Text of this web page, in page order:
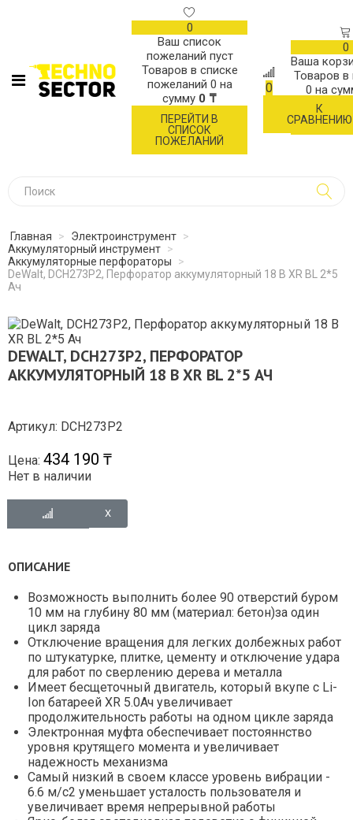
0
Ваш список
пожеланий пуст
Товаров в списке
пожеланий 0 на
сумму 0 ₸
ПЕРЕЙТИ В
СПИСОК
ПОЖЕЛАНИЙ
0
К
СРАВНЕНИЮ
0
Ваша
Товаров в
0 на
Главная > Электроинструмент >
Аккумуляторный инструмент >
Аккумуляторные перфораторы
>
DeWalt, DCH273P2, Перфоратор аккумуляторный 18 В XR BL 2*5
Ач
DEWALT, DCH273P2, ПЕРФОРАТОР
АККУМУЛЯТОРНЫЙ 18 В XR BL 2*5 АЧ
Артикул: DCH273P2
Цена: 434 190 ₸
Нет в наличии
ОПИСАНИЕ
Возможность выполнить более 90 отверстий буром
10 мм на глубину 80 мм (материал: бетон)за один
цикл заряда
Отключение вращения для легких долбежных работ
по штукатурке, плитке, цементу и отключение удара
для работ по сверлению дерева и металла
Имеет бесщеточный двигатель, который вкупе с Li-
Ion батареей XR 5.0Ач увеличивает
продолжительность работы на одном цикле заряда
Электронная муфта обеспечивает постояннство
уровня крутящего момента и увеличивает
надежность механизма
Самый низкий в своем классе уровень вибрации -
6.6 м/с2 уменьшает усталость пользователя и
увеличивает время непрерывной работы